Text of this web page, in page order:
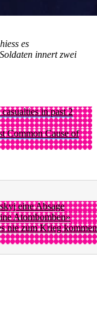
es
innert zwei
in past 2
Common Cause of
eine Absage
Atombomben»
nie zum Krieg kommen